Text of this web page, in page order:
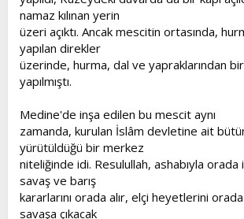
namaz kılınan yerin
üzeri açıktı. Ancak mescitin ortasında,
yapılan direkler
üzerinde, hurma, dal ve yapraklarından
yapılmıştı.
Medine'de inşa edilen bu mescit aynı
zamanda, kurulan İslâm devletine ait
yürütüldüğü bir merkez
niteliğinde idi. Resulullah, ashabıyla
savaş ve barış
kararlarını orada alır, elçi heyetlerini
savaşa çıkacak